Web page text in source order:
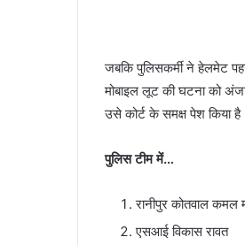
जबकि पुलिसकर्मी ने हेलमेट
मोबाइल लूट की घटना को
उसे कोर्ट के समक्ष पेश किया
पुलिस टीम में…
रानीपुर कोतवाल कमल
एसआई विकास रावत